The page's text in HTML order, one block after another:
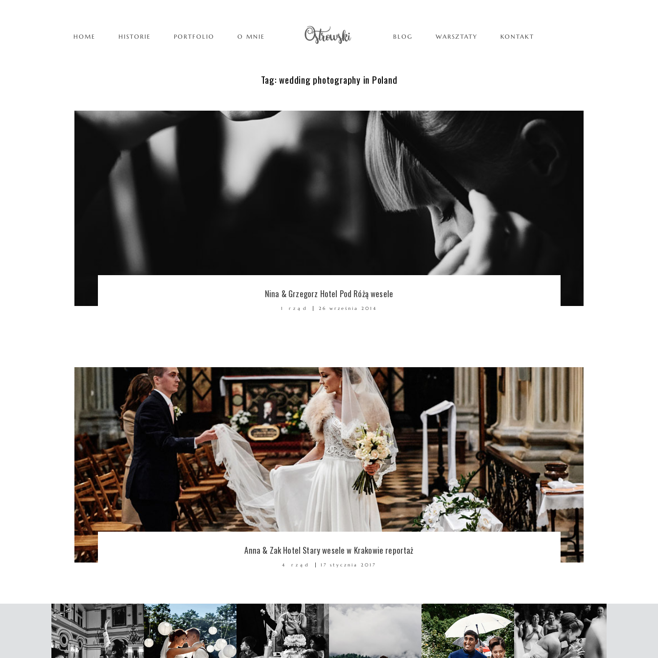
HOME HISTORIE PORTFOLIO O MNIE BLOG WARSZTATY KONTAKT
Tag: wedding photography in Poland
Nina & Grzegorz Hotel Pod Różą wesele
1 rząd 26 września 2014
Anna & Zak Hotel Stary wesele w Krakowie reportaż
4 rząd 17 stycznia 2017